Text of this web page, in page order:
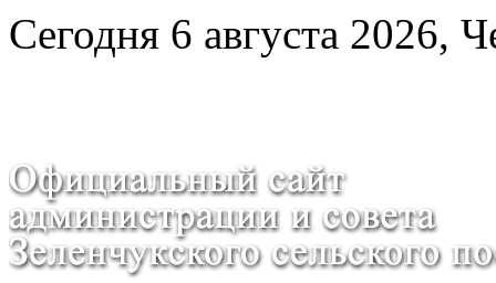
Сегодня 6 августа 2026,